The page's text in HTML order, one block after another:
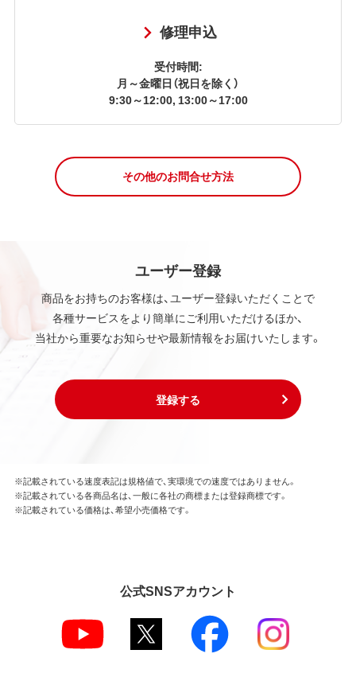
修理申込
受付時間:
月～金曜日（祝日を除く）
9:30～12:00, 13:00～17:00
その他のお問合せ方法
ユーザー登録
商品をお持ちのお客様は、ユーザー登録いただくことで
各種サービスをより簡単にご利用いただけるほか、
当社から重要なお知らせや最新情報をお届けいたします。
登録する
※記載されている速度表記は規格値で、実環境での速度ではありません。
※記載されている各商品名は、一般に各社の商標または登録商標です。
※記載されている価格は、希望小売価格です。
公式SNSアカウント